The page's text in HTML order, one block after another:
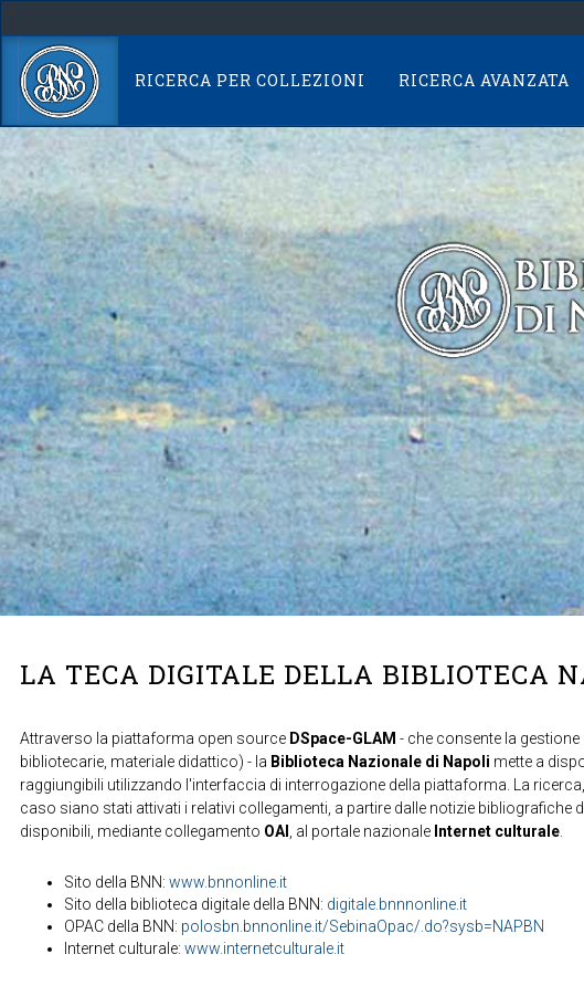
navigation
RICERCA PER COLLEZIONI RICERCA AVANZATA
LA TECA DIGITALE DELLA BIBLIOTECA
Attraverso la piattaforma open source DSpace-GLAM - che consente la
bibliotecarie, materiale didattico) - la Biblioteca Nazionale di Napoli mette a
raggiungibili utilizzando l'interfaccia di interrogazione della piattaforma. La
caso siano stati attivati i relativi collegamenti, a partire dalle notizie bibliografiche
disponibili, mediante collegamento OAI , al portale nazionale Internet culturale.
Sito della BNN: www.bnnonline.it
Sito della biblioteca digitale della BNN: digitale.bnnnonline.it
OPAC della BNN: polosbn.bnnonline.it/SebinaOpac/.do?sysb=NAPBN
Internet culturale: www.internetculturale.it